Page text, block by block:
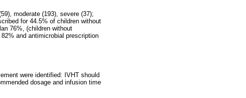
moderate (193), severe (37);
for 44.5% of children without
76%, (children without
and antimicrobial prescription
were identified: IVHT should
dosage and infusion time